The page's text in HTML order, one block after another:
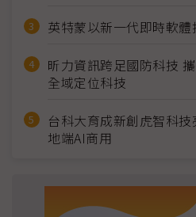
英特蒙以新一代即時軟
昕力資訊跨足國防科技
全域定位科技
台科大育成新創虎智科技
地端AI商用